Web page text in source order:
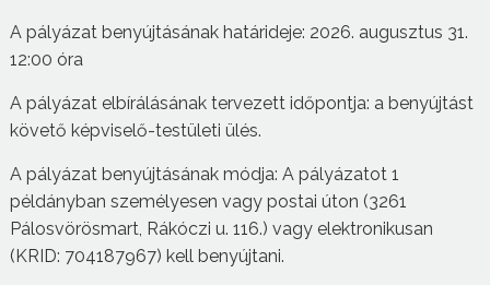
A pályázat benyújtásának határideje: 2026. augusztus 31.
12:00 óra
A pályázat elbírálásának tervezett időpontja: a benyújtást
követő képviselő-testületi ülés.
A pályázat benyújtásának módja: A pályázatot 1
példányban személyesen vagy postai úton (3261
Pálosvörösmart, Rákóczi u. 116.) vagy elektronikusan
(KRID: 704187967) kell benyújtani.